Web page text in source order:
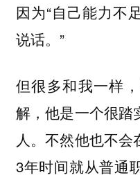
因为“自己能力不
说话。”
但很多和我一样
解，他是一个很踏
人。不然他也不
3年时间就从普通